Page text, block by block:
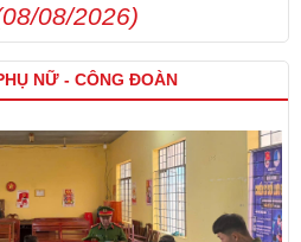
08/2026)
NỮ - CÔNG ĐOÀN